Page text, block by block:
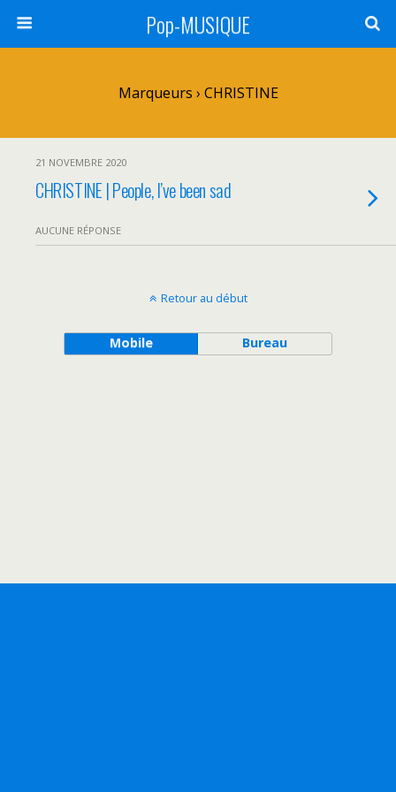
Pop-MUSIQUE
Marqueurs › CHRISTINE
21 NOVEMBRE 2020
CHRISTINE | People, I’ve been sad
AUCUNE RÉPONSE
Retour au début
Mobile Bureau